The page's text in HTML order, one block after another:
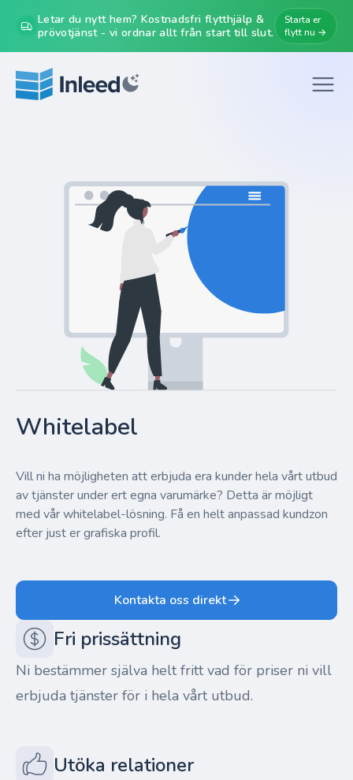
Letar du nytt hem? Kostnadsfri flytthjälp &
prövotjänst - vi ordnar allt från start till slut.
Starta er
flytt nu →
Whitelabel
Vill ni ha möjligheten att erbjuda era kunder hela vårt utbud
av tjänster under ert egna varumärke? Detta är möjligt
med vår whitelabel-lösning. Få en helt anpassad kundzon
efter just er grafiska profil.
Kontakta oss direkt
Fri prissättning
Ni bestämmer själva helt fritt vad för priser ni vill
erbjuda tjänster för i hela vårt utbud.
Utöka relationer